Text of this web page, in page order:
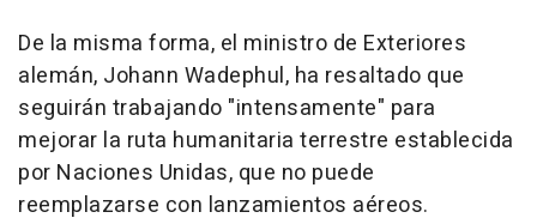
De la misma forma, el ministro de Exteriores
alemán, Johann Wadephul, ha resaltado que
seguirán trabajando "intensamente" para
mejorar la ruta humanitaria terrestre establecida
por Naciones Unidas, que no puede
reemplazarse con lanzamientos aéreos.